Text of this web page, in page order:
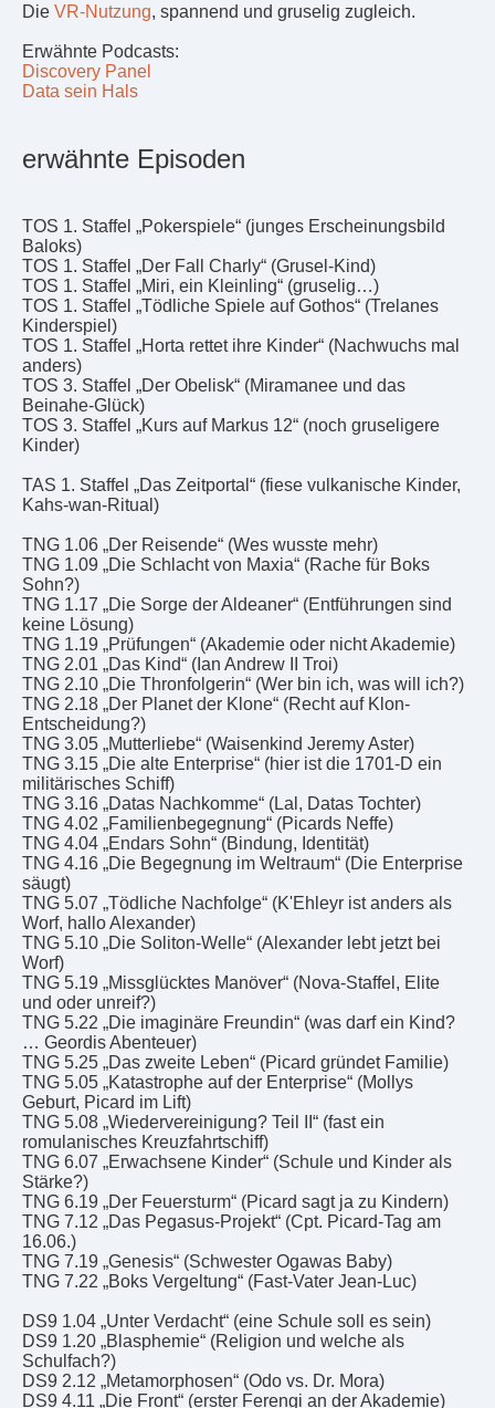
Die VR-Nutzung, spannend und gruselig zugleich.
Erwähnte Podcasts:
Discovery Panel
Data sein Hals
erwähnte Episoden
TOS 1. Staffel „Pokerspiele“ (junges Erscheinungsbild
Baloks)
TOS 1. Staffel „Der Fall Charly“ (Grusel-Kind)
TOS 1. Staffel „Miri, ein Kleinling“ (gruselig…)
TOS 1. Staffel „Tödliche Spiele auf Gothos“ (Trelanes
Kinderspiel)
TOS 1. Staffel „Horta rettet ihre Kinder“ (Nachwuchs mal
anders)
TOS 3. Staffel „Der Obelisk“ (Miramanee und das
Beinahe-Glück)
TOS 3. Staffel „Kurs auf Markus 12“ (noch gruseligere
Kinder)
TAS 1. Staffel „Das Zeitportal“ (fiese vulkanische Kinder,
Kahs-wan-Ritual)
TNG 1.06 „Der Reisende“ (Wes wusste mehr)
TNG 1.09 „Die Schlacht von Maxia“ (Rache für Boks
Sohn?)
TNG 1.17 „Die Sorge der Aldeaner“ (Entführungen sind
keine Lösung)
TNG 1.19 „Prüfungen“ (Akademie oder nicht Akademie)
TNG 2.01 „Das Kind“ (Ian Andrew II Troi)
TNG 2.10 „Die Thronfolgerin“ (Wer bin ich, was will ich?)
TNG 2.18 „Der Planet der Klone“ (Recht auf Klon-
Entscheidung?)
TNG 3.05 „Mutterliebe“ (Waisenkind Jeremy Aster)
TNG 3.15 „Die alte Enterprise“ (hier ist die 1701-D ein
militärisches Schiff)
TNG 3.16 „Datas Nachkomme“ (Lal, Datas Tochter)
TNG 4.02 „Familienbegegnung“ (Picards Neffe)
TNG 4.04 „Endars Sohn“ (Bindung, Identität)
TNG 4.16 „Die Begegnung im Weltraum“ (Die Enterprise
säugt)
TNG 5.07 „Tödliche Nachfolge“ (K'Ehleyr ist anders als
Worf, hallo Alexander)
TNG 5.10 „Die Soliton-Welle“ (Alexander lebt jetzt bei
Worf)
TNG 5.19 „Missglücktes Manöver“ (Nova-Staffel, Elite
und oder unreif?)
TNG 5.22 „Die imaginäre Freundin“ (was darf ein Kind?
… Geordis Abenteuer)
TNG 5.25 „Das zweite Leben“ (Picard gründet Familie)
TNG 5.05 „Katastrophe auf der Enterprise“ (Mollys
Geburt, Picard im Lift)
TNG 5.08 „Wiedervereinigung? Teil II“ (fast ein
romulanisches Kreuzfahrtschiff)
TNG 6.07 „Erwachsene Kinder“ (Schule und Kinder als
Stärke?)
TNG 6.19 „Der Feuersturm“ (Picard sagt ja zu Kindern)
TNG 7.12 „Das Pegasus-Projekt“ (Cpt. Picard-Tag am
16.06.)
TNG 7.19 „Genesis“ (Schwester Ogawas Baby)
TNG 7.22 „Boks Vergeltung“ (Fast-Vater Jean-Luc)
DS9 1.04 „Unter Verdacht“ (eine Schule soll es sein)
DS9 1.20 „Blasphemie“ (Religion und welche als
Schulfach?)
DS9 2.12 „Metamorphosen“ (Odo vs. Dr. Mora)
DS9 4.11 „Die Front“ (erster Ferengi an der Akademie)